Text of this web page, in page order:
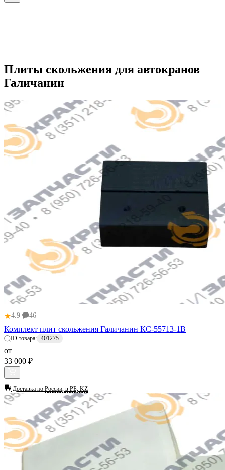
Плиты скольжения для автокранов
Галичанин
★4.9 46
Комплект плит скольжения Галичанин КС-55713-1В
ID товара: 401275
от
33 000 ₽
Доставка по России, в РБ, KZ